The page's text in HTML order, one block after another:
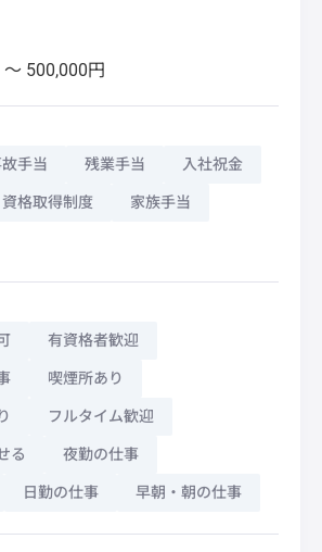
500,000円
手当 残業手当 入社祝金
資格取得制度 家族手当
有資格者歓迎
喫煙所あり
フルタイム歓迎
る 夜勤の仕事
日勤の仕事 早朝・朝の仕事